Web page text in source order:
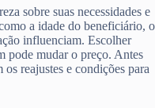
sobre suas necessidades e
a idade do beneficiário, o
influenciam. Escolher
pode mudar o preço. Antes
reajustes e condições para